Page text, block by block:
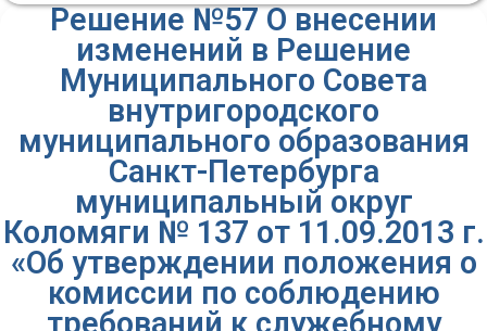
Решение №57 О внесении
изменений в Решение
Муниципального Совета
внутригородского
муниципального образования
Санкт-Петербурга
муниципальный округ
Коломяги № 137 от 11.09.2013 г.
«Об утверждении положения о
комиссии по соблюдению